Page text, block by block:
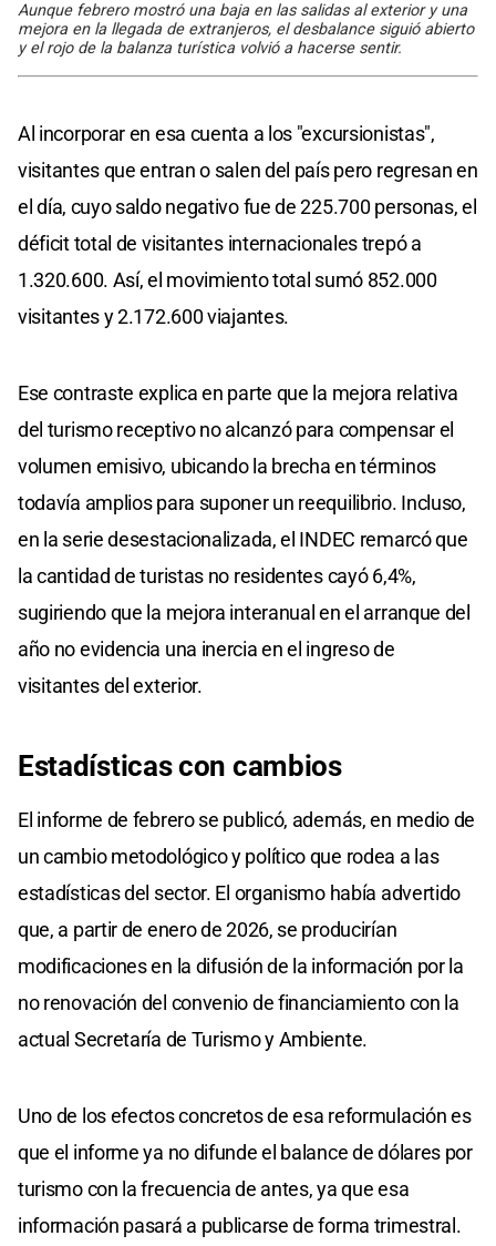
Aunque febrero mostró una baja en las salidas al exterior y una
mejora en la llegada de extranjeros, el desbalance siguió abierto
y el rojo de la balanza turística volvió a hacerse sentir.
Al incorporar en esa cuenta a los "excursionistas",
visitantes que entran o salen del país pero regresan en
el día, cuyo saldo negativo fue de 225.700 personas, el
déficit total de visitantes internacionales trepó a
1.320.600. Así, el movimiento total sumó 852.000
visitantes y 2.172.600 viajantes.
Ese contraste explica en parte que la mejora relativa
del turismo receptivo no alcanzó para compensar el
volumen emisivo, ubicando la brecha en términos
todavía amplios para suponer un reequilibrio. Incluso,
en la serie desestacionalizada, el INDEC remarcó que
la cantidad de turistas no residentes cayó 6,4%,
sugiriendo que la mejora interanual en el arranque del
año no evidencia una inercia en el ingreso de
visitantes del exterior.
Estadísticas con cambios
El informe de febrero se publicó, además, en medio de
un cambio metodológico y político que rodea a las
estadísticas del sector. El organismo había advertido
que, a partir de enero de 2026, se producirían
modificaciones en la difusión de la información por la
no renovación del convenio de financiamiento con la
actual Secretaría de Turismo y Ambiente.
Uno de los efectos concretos de esa reformulación es
que el informe ya no difunde el balance de dólares por
turismo con la frecuencia de antes, ya que esa
información pasará a publicarse de forma trimestral.